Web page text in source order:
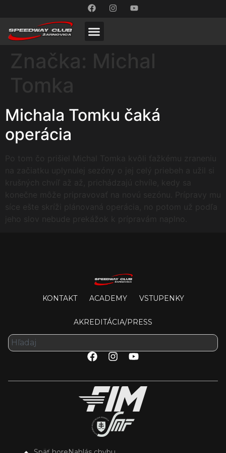
Značka:
Michal
Tomka
Michala Tomku čaká
operácia
Po tom čo prišiel Michal Tomka kvôli ťažkému zraneniu
na začiatku uplynulej sezóny o jej celý priebeh a užil si
krušných chvíľ až až, prichádzajú chvíle, kedy sa
konečne môže pripravovať na novú sezónu. Prípravy mu
síce ešte skríži plánovaná operácia, no potom už podľa
jeho slov nebude prekážok k prípravám naplno.
KONTAKT ACADEMY VSTUPENKY
AKREDITÁCIA/PRESS